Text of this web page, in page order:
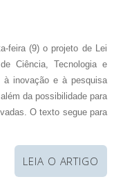
feira (9) o projeto de Lei
Ciência, Tecnologia e
à inovação e à pesquisa
da possibilidade para
O texto segue para
LEIA O ARTIGO